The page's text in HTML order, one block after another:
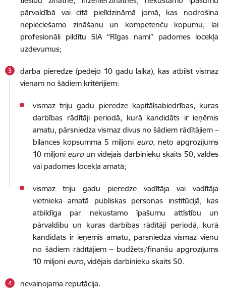
pārvaldībā vai citā pielīdzināmā jomā, kas nodrošina
nepieciešamo zināšanu un kompetenču kopumu, lai
profesionāli pildītu SIA “Rīgas nami” padomes locekļa
uzdevumus;
darba pieredze (pēdējo 10 gadu laikā), kas atbilst vismaz
vienam no šādiem kritērijiem:
vismaz triju gadu pieredze kapitālsabiedrības, kuras
darbības rādītāji periodā, kurā kandidāts ir ieņēmis
amatu, pārsniedza vismaz divus no šādiem rādītājiem –
bilances kopsumma 5 miljoni euro, neto apgrozījums
10 miljoni euroun vidējais darbinieku skaits 50, valdes
vai padomes locekļa amatā;
vismaz triju gadu pieredze vadītāja vai vadītāja
vietnieka amatā publiskas personas institūcijā, kas
atbildīga par nekustamo īpašumu attīstību un
pārvaldību un kuras darbības rādītāji periodā, kurā
kandidāts ir ieņēmis amatu, pārsniedza vismaz vienu
no šādiem rādītājiem – budžets/finanšu apgrozījums
10 miljoni euro, vidējais darbinieku skaits 50.
nevainojama reputācija.